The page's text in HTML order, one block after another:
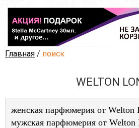
МУЖСКИЕ
УНИСЕКС
УХОД ЗА
ДЕКОРАТИВНАЯ
Главная / поиск
WELTON
женская парфюмерия от Welton
мужская парфюмерия от Welton